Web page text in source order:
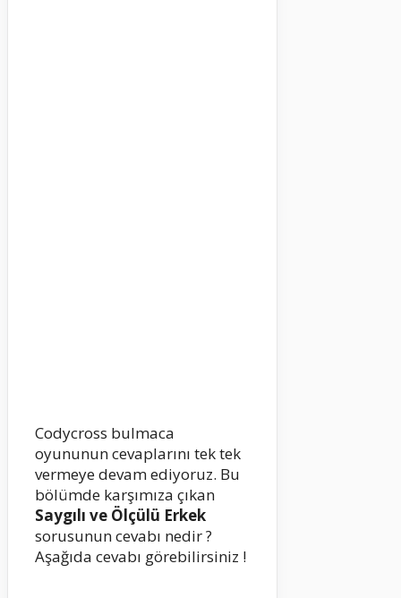
Codycross bulmaca
oyununun cevaplarını tek tek
vermeye devam ediyoruz. Bu
bölümde karşımıza çıkan
Saygılı ve Ölçülü Erkek
sorusunun cevabı nedir ?
Aşağıda cevabı görebilirsiniz !